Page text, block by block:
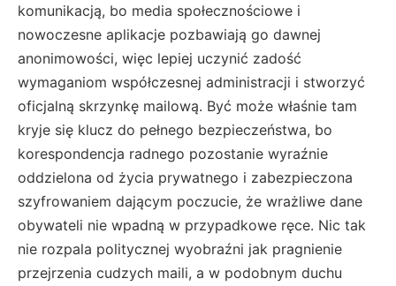
komunikacją, bo media społecznościowe i
nowoczesne aplikacje pozbawiają go dawnej
anonimowości, więc lepiej uczynić zadość
wymaganiom współczesnej administracji i stworzyć
oficjalną skrzynkę mailową. Być może właśnie tam
kryje się klucz do pełnego bezpieczeństwa, bo
korespondencja radnego pozostanie wyraźnie
oddzielona od życia prywatnego i zabezpieczona
szyfrowaniem dającym poczucie, że wrażliwe dane
obywateli nie wpadną w przypadkowe ręce. Nic tak
nie rozpala politycznej wyobraźni jak pragnienie
przejrzenia cudzych maili, a w podobnym duchu